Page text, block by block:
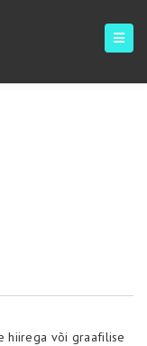
hiirega või graafilise